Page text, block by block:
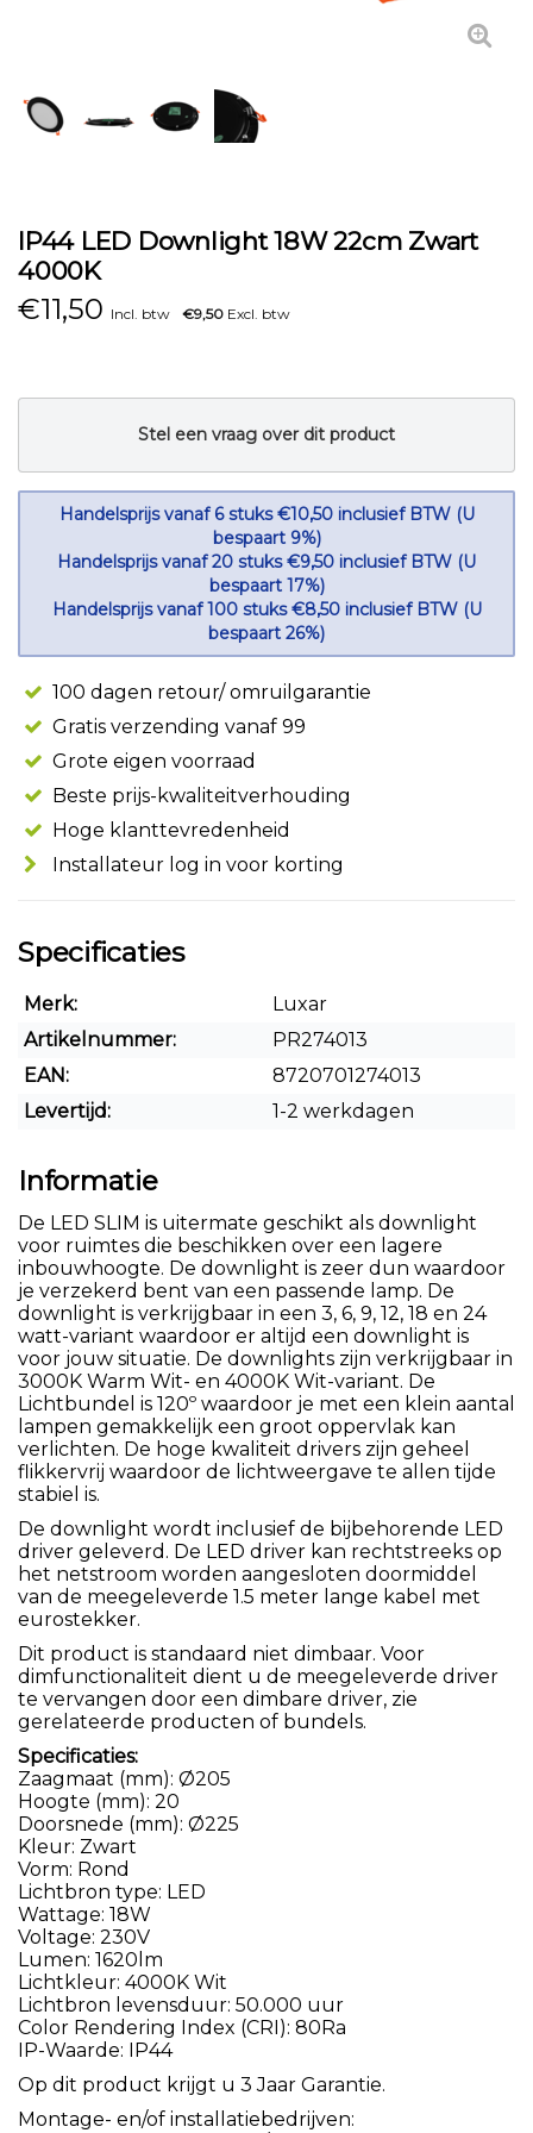
IP44 LED Downlight 18W 22cm Zwart
4000K
€11,50 Incl. btw €9,50 Excl. btw
Stel een vraag over dit product
Handelsprijs vanaf 6 stuks €10,50 inclusief BTW (U
bespaart 9%)
Handelsprijs vanaf 20 stuks €9,50 inclusief BTW (U
bespaart 17%)
Handelsprijs vanaf 100 stuks €8,50 inclusief BTW (U
bespaart 26%)
100 dagen retour/ omruilgarantie
Gratis verzending vanaf 99
Grote eigen voorraad
Beste prijs-kwaliteitverhouding
Hoge klanttevredenheid
Installateur log in voor korting
Specificaties
Merk:
Luxar
Artikelnummer:
PR274013
EAN:
8720701274013
Levertijd:
1-2 werkdagen
Informatie
De LED SLIM is uitermate geschikt als downlight
voor ruimtes die beschikken over een lagere
inbouwhoogte. De downlight is zeer dun waardoor
je verzekerd bent van een passende lamp. De
downlight is verkrijgbaar in een 3, 6, 9, 12, 18 en 24
watt-variant waardoor er altijd een downlight is
voor jouw situatie. De downlights zijn verkrijgbaar in
3000K Warm Wit- en 4000K Wit-variant. De
Lichtbundel is 120º waardoor je met een klein aantal
lampen gemakkelijk een groot oppervlak kan
verlichten. De hoge kwaliteit drivers zijn geheel
flikkervrij waardoor de lichtweergave te allen tijde
stabiel is.
De downlight wordt inclusief de bijbehorende LED
driver geleverd. De LED driver kan rechtstreeks op
het netstroom worden aangesloten doormiddel
van de meegeleverde 1.5 meter lange kabel met
eurostekker.
Dit product is standaard niet dimbaar. Voor
dimfunctionaliteit dient u de meegeleverde driver
te vervangen door een dimbare driver, zie
gerelateerde producten of bundels.
Specificaties:
Zaagmaat (mm): Ø205
Hoogte (mm): 20
Doorsnede (mm): Ø225
Kleur: Zwart
Vorm: Rond
Lichtbron type: LED
Wattage: 18W
Voltage: 230V
Lumen: 1620lm
Lichtkleur: 4000K Wit
Lichtbron levensduur: 50.000 uur
Color Rendering Index (CRI): 80Ra
IP-Waarde: IP44
Op dit product krijgt u 3 Jaar Garantie.
Montage- en/of installatiebedrijven: